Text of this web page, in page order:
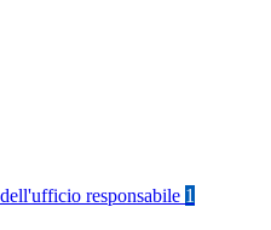
responsabile 1